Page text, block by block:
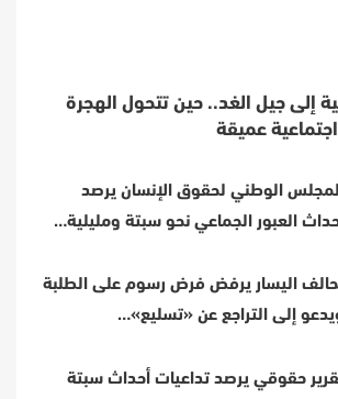
إلى جيل الغد.. حين تتحول الهجرة
اجتماعية عميقة
المجلس الوطني لحقوق الإنسان يرصد
العبور الجماعي نحو سبتة ومليلية…
اليسار يرفض فرض رسوم على الطلبة
إلى التراجع عن «تسليع»…
حقوقي يرصد تداعيات أحداث سبتة